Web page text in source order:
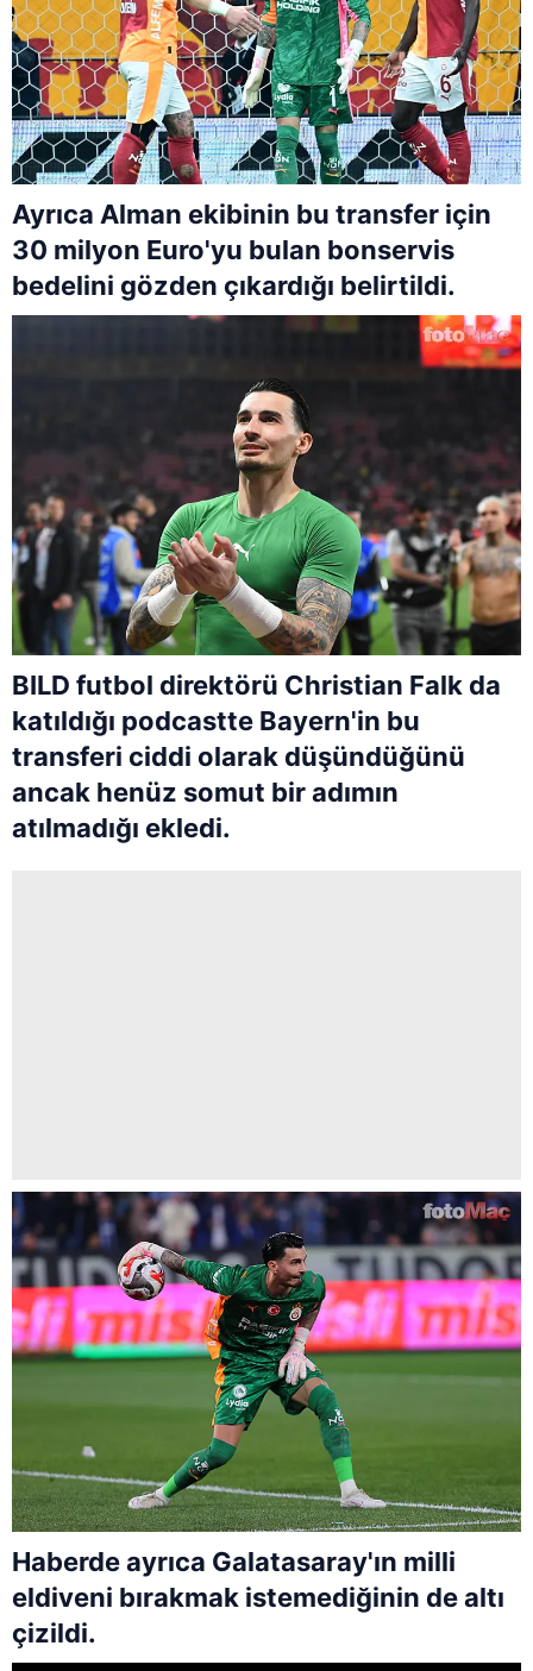
Ayrıca Alman ekibinin bu transfer için
30 milyon Euro'yu bulan bonservis
bedelini gözden çıkardığı belirtildi.
BILD futbol direktörü Christian Falk da
katıldığı podcastte Bayern'in bu
transferi ciddi olarak düşündüğünü
ancak henüz somut bir adımın
atılmadığı ekledi.
Haberde ayrıca Galatasaray'ın milli
eldiveni bırakmak istemediğinin de altı
çizildi.